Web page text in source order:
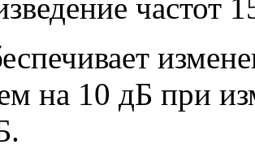
частот
на 10 дБ при